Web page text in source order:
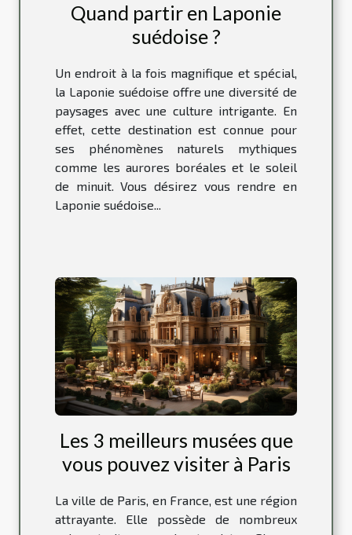
Quand partir en Laponie
suédoise ?
Un endroit à la fois magnifique et spécial,
la Laponie suédoise offre une diversité de
paysages avec une culture intrigante. En
effet, cette destination est connue pour
ses phénomènes naturels mythiques
comme les aurores boréales et le soleil
de minuit. Vous désirez vous rendre en
Laponie suédoise...
Les 3 meilleurs musées que
vous pouvez visiter à Paris
La ville de Paris, en France, est une région
attrayante. Elle possède de nombreux